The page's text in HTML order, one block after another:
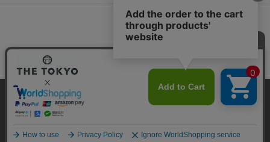
© TOKYO BASE CO., LTD
当サイトはクッキー(cookie)を使用します。クッキーはサイト内
の一部の機能および、サイトの使用状況の分析からマーケティ
ング活動に利用することを目的としています。
プライバシーポリシーはこちら